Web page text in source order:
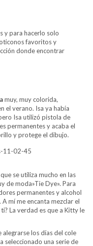
y para hacerlo solo
favoritos y
donde encontrar
muy, muy colorida,
el verano. Isa ya había
Isa utilizó pistola de
permanentes y acaba el
y protege el dibujo.
se utiliza mucho en las
de moda»Tie Dye». Para
permanentes y alcohol
mí me encanta mezclar el
La verdad es que a Kitty le
los días del cole
seleccionado una serie de